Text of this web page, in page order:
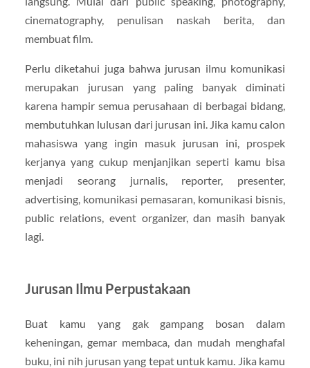
cinematography, penulisan naskah berita, dan
membuat film.
Perlu diketahui juga bahwa jurusan ilmu komunikasi
merupakan jurusan yang paling banyak diminati
karena hampir semua perusahaan di berbagai bidang,
membutuhkan lulusan dari jurusan ini. Jika kamu calon
mahasiswa yang ingin masuk jurusan ini, prospek
kerjanya yang cukup menjanjikan seperti kamu bisa
menjadi seorang jurnalis, reporter, presenter,
advertising, komunikasi pemasaran, komunikasi bisnis,
public relations, event organizer, dan masih banyak
lagi.
Jurusan Ilmu Perpustakaan
Buat kamu yang gak gampang bosan dalam
keheningan, gemar membaca, dan mudah menghafal
buku, ini nih jurusan yang tepat untuk kamu. Jika kamu